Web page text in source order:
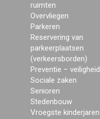
ruimten
Overvliegen
Parkeren
Reservering van
parkeerplaatsen
(verkeersborden)
Preventie – veiligheid
Sociale zaken
Senioren
Stedenbouw
Vroegste kinderjaren